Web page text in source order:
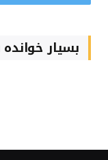
بسیار